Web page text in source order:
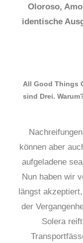
Oloroso,
identische
All Good Things
sind Drei.
können aber
aufgeladene
Nun haben wir
längst
der
Solera